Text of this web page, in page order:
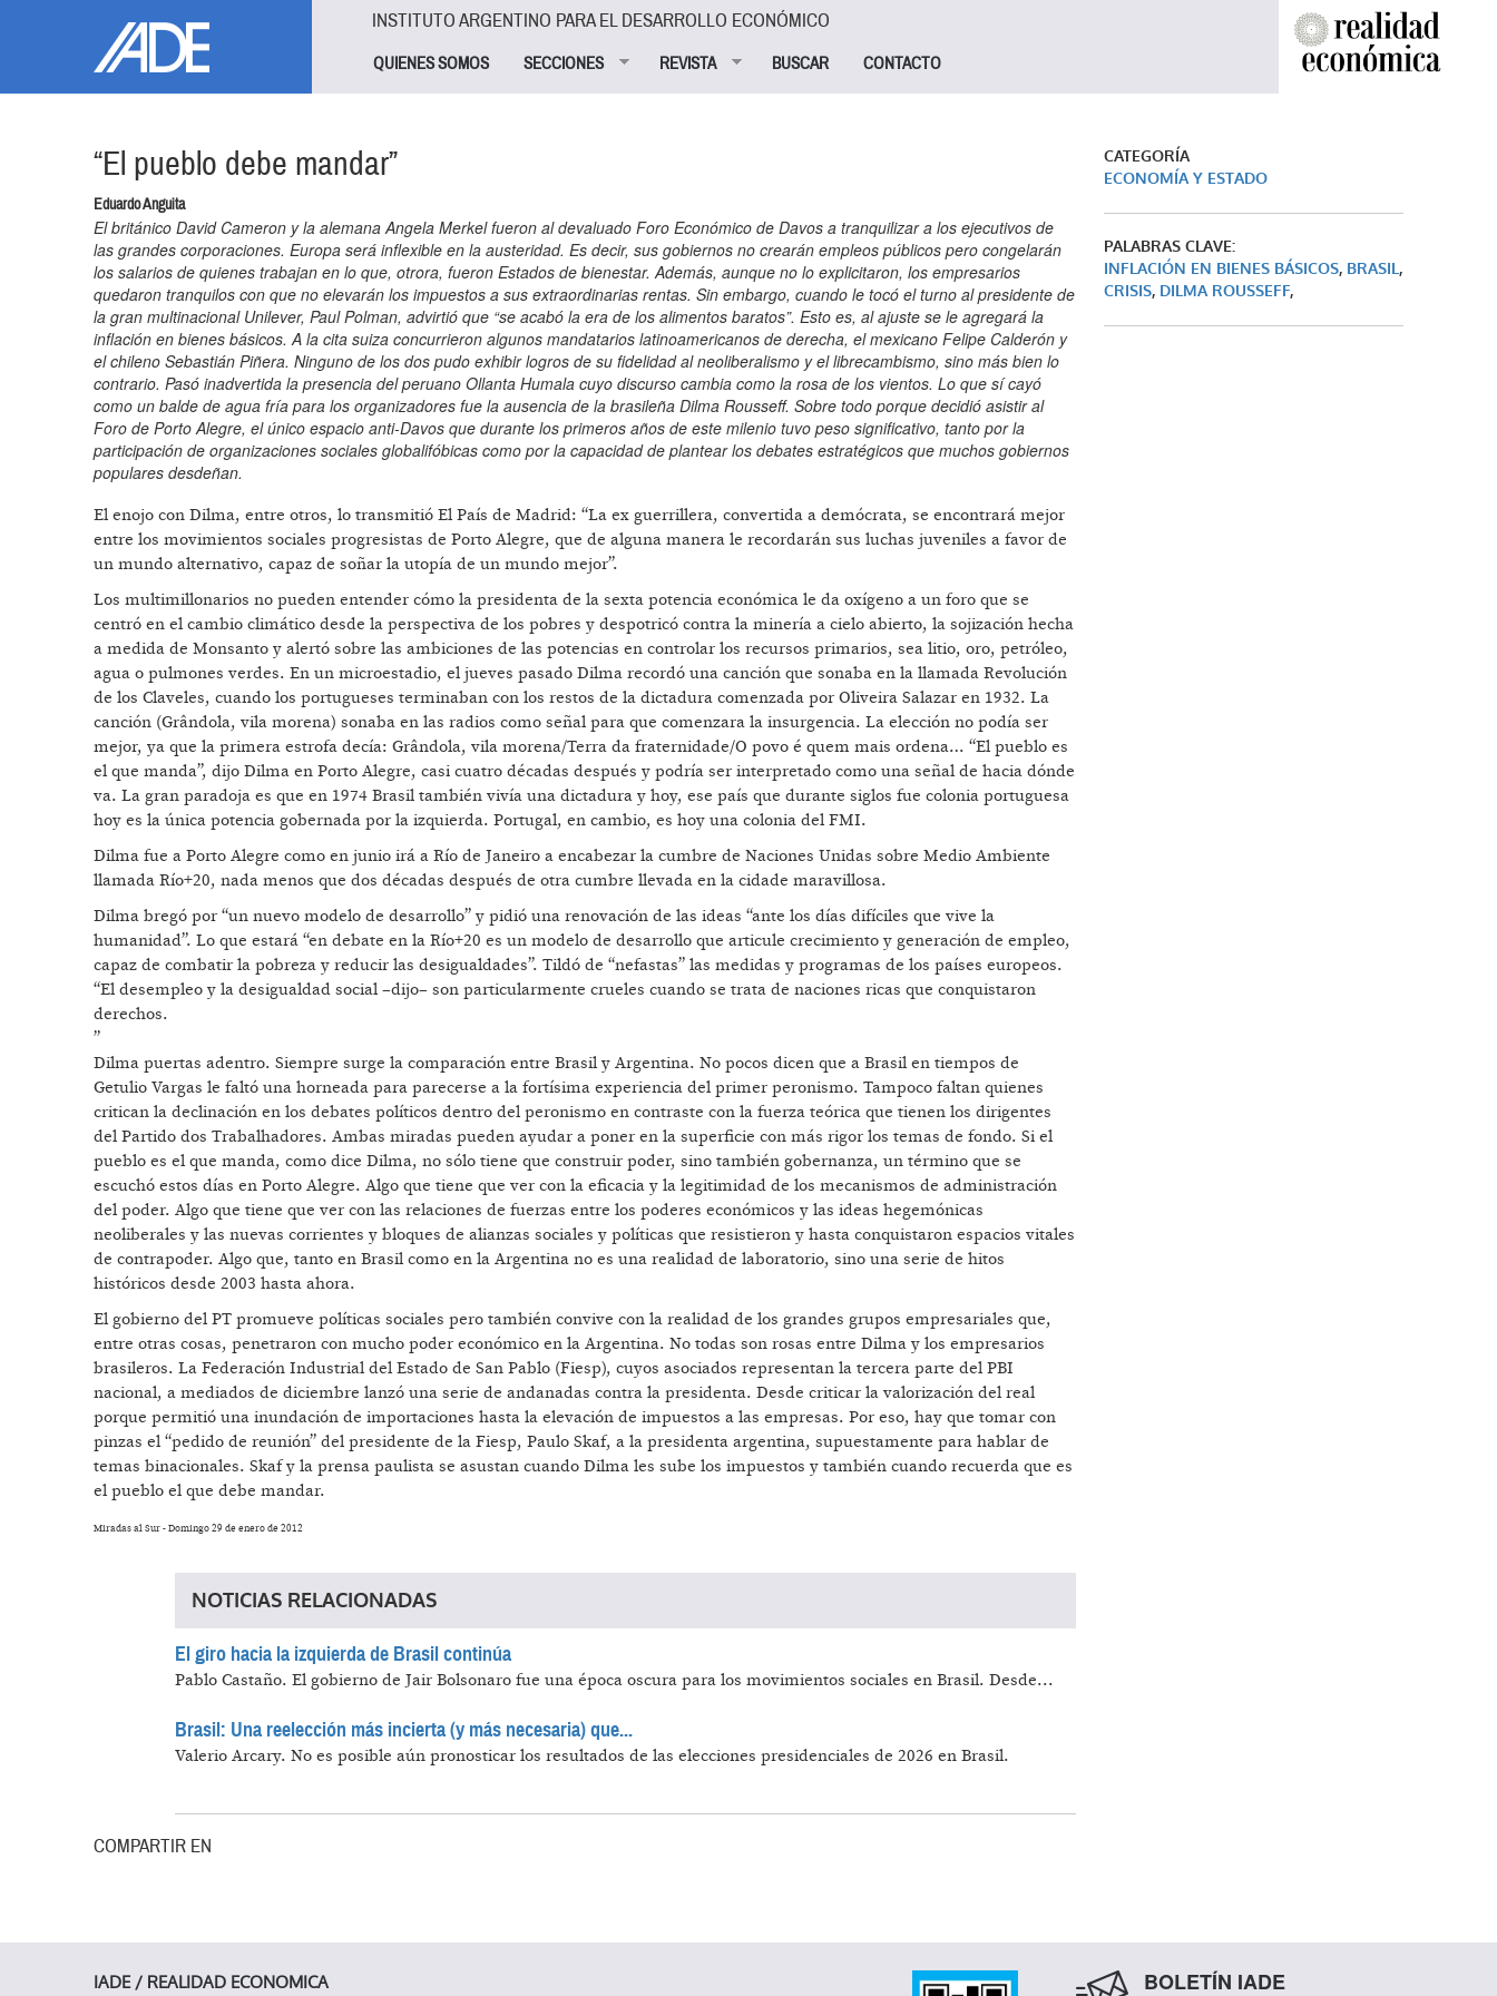
INSTITUTO ARGENTINO PARA EL DESARROLLO ECONÓMICO
QUIENES SOMOS SECCIONES REVISTA BUSCAR CONTACTO
“El pueblo debe mandar”
Eduardo Anguita
El británico David Cameron y la alemana Angela Merkel fueron al devaluado Foro Económico de Davos a tranquilizar a los ejecutivos de
las grandes corporaciones. Europa será inflexible en la austeridad. Es decir, sus gobiernos no crearán empleos públicos pero congelarán
los salarios de quienes trabajan en lo que, otrora, fueron Estados de bienestar. Además, aunque no lo explicitaron, los empresarios
quedaron tranquilos con que no elevarán los impuestos a sus extraordinarias rentas. Sin embargo, cuando le tocó el turno al presidente de
la gran multinacional Unilever, Paul Polman, advirtió que “se acabó la era de los alimentos baratos”. Esto es, al ajuste se le agregará la
inflación en bienes básicos. A la cita suiza concurrieron algunos mandatarios latinoamericanos de derecha, el mexicano Felipe Calderón y
el chileno Sebastián Piñera. Ninguno de los dos pudo exhibir logros de su fidelidad al neoliberalismo y el librecambismo, sino más bien lo
contrario. Pasó inadvertida la presencia del peruano Ollanta Humala cuyo discurso cambia como la rosa de los vientos. Lo que sí cayó
como un balde de agua fría para los organizadores fue la ausencia de la brasileña Dilma Rousseff. Sobre todo porque decidió asistir al
Foro de Porto Alegre, el único espacio anti-Davos que durante los primeros años de este milenio tuvo peso significativo, tanto por la
participación de organizaciones sociales globalifóbicas como por la capacidad de plantear los debates estratégicos que muchos gobiernos
populares desdeñan.
El enojo con Dilma, entre otros, lo transmitió El País de Madrid: “La ex guerrillera, convertida a demócrata, se encontrará mejor
entre los movimientos sociales progresistas de Porto Alegre, que de alguna manera le recordarán sus luchas juveniles a favor de
un mundo alternativo, capaz de soñar la utopía de un mundo mejor”.
Los multimillonarios no pueden entender cómo la presidenta de la sexta potencia económica le da oxígeno a un foro que se
centró en el cambio climático desde la perspectiva de los pobres y despotricó contra la minería a cielo abierto, la sojización hecha
a medida de Monsanto y alertó sobre las ambiciones de las potencias en controlar los recursos primarios, sea litio, oro, petróleo,
agua o pulmones verdes. En un microestadio, el jueves pasado Dilma recordó una canción que sonaba en la llamada Revolución
de los Claveles, cuando los portugueses terminaban con los restos de la dictadura comenzada por Oliveira Salazar en 1932. La
canción (Grândola, vila morena) sonaba en las radios como señal para que comenzara la insurgencia. La elección no podía ser
mejor, ya que la primera estrofa decía: Grândola, vila morena/Terra da fraternidade/O povo é quem mais ordena… “El pueblo es
el que manda”, dijo Dilma en Porto Alegre, casi cuatro décadas después y podría ser interpretado como una señal de hacia dónde
va. La gran paradoja es que en 1974 Brasil también vivía una dictadura y hoy, ese país que durante siglos fue colonia portuguesa
hoy es la única potencia gobernada por la izquierda. Portugal, en cambio, es hoy una colonia del FMI.
Dilma fue a Porto Alegre como en junio irá a Río de Janeiro a encabezar la cumbre de Naciones Unidas sobre Medio Ambiente
llamada Río+20, nada menos que dos décadas después de otra cumbre llevada en la cidade maravillosa.
Dilma bregó por “un nuevo modelo de desarrollo” y pidió una renovación de las ideas “ante los días difíciles que vive la
humanidad”. Lo que estará “en debate en la Río+20 es un modelo de desarrollo que articule crecimiento y generación de empleo,
capaz de combatir la pobreza y reducir las desigualdades”. Tildó de “nefastas” las medidas y programas de los países europeos.
“El desempleo y la desigualdad social –dijo– son particularmente crueles cuando se trata de naciones ricas que conquistaron
derechos.
”
Dilma puertas adentro. Siempre surge la comparación entre Brasil y Argentina. No pocos dicen que a Brasil en tiempos de
Getulio Vargas le faltó una horneada para parecerse a la fortísima experiencia del primer peronismo. Tampoco faltan quienes
critican la declinación en los debates políticos dentro del peronismo en contraste con la fuerza teórica que tienen los dirigentes
del Partido dos Trabalhadores. Ambas miradas pueden ayudar a poner en la superficie con más rigor los temas de fondo. Si el
pueblo es el que manda, como dice Dilma, no sólo tiene que construir poder, sino también gobernanza, un término que se
escuchó estos días en Porto Alegre. Algo que tiene que ver con la eficacia y la legitimidad de los mecanismos de administración
del poder. Algo que tiene que ver con las relaciones de fuerzas entre los poderes económicos y las ideas hegemónicas
neoliberales y las nuevas corrientes y bloques de alianzas sociales y políticas que resistieron y hasta conquistaron espacios vitales
de contrapoder. Algo que, tanto en Brasil como en la Argentina no es una realidad de laboratorio, sino una serie de hitos
históricos desde 2003 hasta ahora.
El gobierno del PT promueve políticas sociales pero también convive con la realidad de los grandes grupos empresariales que,
entre otras cosas, penetraron con mucho poder económico en la Argentina. No todas son rosas entre Dilma y los empresarios
brasileros. La Federación Industrial del Estado de San Pablo (Fiesp), cuyos asociados representan la tercera parte del PBI
nacional, a mediados de diciembre lanzó una serie de andanadas contra la presidenta. Desde criticar la valorización del real
porque permitió una inundación de importaciones hasta la elevación de impuestos a las empresas. Por eso, hay que tomar con
pinzas el “pedido de reunión” del presidente de la Fiesp, Paulo Skaf, a la presidenta argentina, supuestamente para hablar de
temas binacionales. Skaf y la prensa paulista se asustan cuando Dilma les sube los impuestos y también cuando recuerda que es
el pueblo el que debe mandar.
Miradas al Sur - Domingo 29 de enero de 2012
NOTICIAS RELACIONADAS
El giro hacia la izquierda de Brasil continúa
Pablo Castaño. El gobierno de Jair Bolsonaro fue una época oscura para los movimientos sociales en Brasil. Desde...
Brasil: Una reelección más incierta (y más necesaria) que...
Valerio Arcary. No es posible aún pronosticar los resultados de las elecciones presidenciales de 2026 en Brasil.
COMPARTIR EN
CATEGORÍA
ECONOMÍA Y ESTADO
PALABRAS CLAVE:
INFLACIÓN EN BIENES BÁSICOS, BRASIL,
CRISIS, DILMA ROUSSEFF,
IADE / REALIDAD ECONOMICA
BOLETÍN IADE